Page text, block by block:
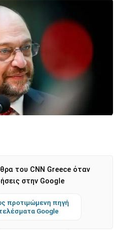
του CNN Greece όταν
στην Google
προτιμώμενη πηγή
Google